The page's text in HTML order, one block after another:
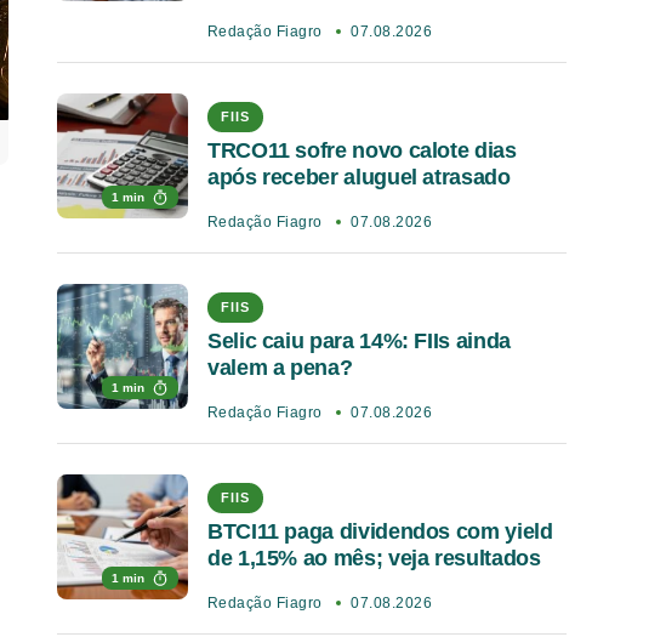
Redação Fiagro 07.08.2026
1 min
FIIS
TRCO11 sofre novo calote dias
após receber aluguel atrasado
Redação Fiagro 07.08.2026
1 min
FIIS
Selic caiu para 14%: FIIs ainda
valem a pena?
Redação Fiagro 07.08.2026
1 min
FIIS
BTCI11 paga dividendos com yield
de 1,15% ao mês; veja resultados
Redação Fiagro 07.08.2026